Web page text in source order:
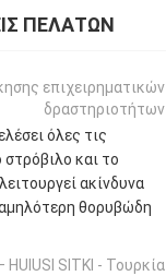
ΠΕΛΑΤΏΝ
επιχειρηματικών
δραστηριοτήτων
όλες τις
και το
ακίνδυνα
θορυβώδη
HUlUSI SITKI - Τουρκία